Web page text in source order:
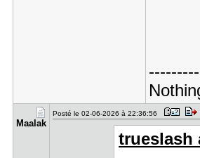
Maalak
Posté le 02-06-2026 à 22:36:56
trueslash